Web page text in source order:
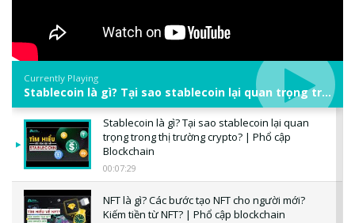
Currently Playing
Stablecoin là gì? Tại sao stablecoin lại quan trọng trong thị trường crypto? | Phổ cập Blockchain
Stablecoin là gì? Tại sao stablecoin lại quan
trọng trong thị trường crypto? | Phổ cập
Blockchain
00:07:29
NFT là gì? Các bước tạo NFT cho người mới?
Kiếm tiền từ NFT? | Phổ cập blockchain